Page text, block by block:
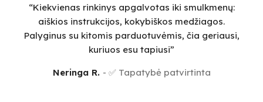
“Kiekvienas rinkinys apgalvotas iki smulkmenų:
aiškios instrukcijos, kokybiškos medžiagos.
Palyginus su kitomis parduotuvėmis, čia geriausi,
kuriuos esu tapiusi”
Neringa R. ✅ Tapatybė patvirtinta